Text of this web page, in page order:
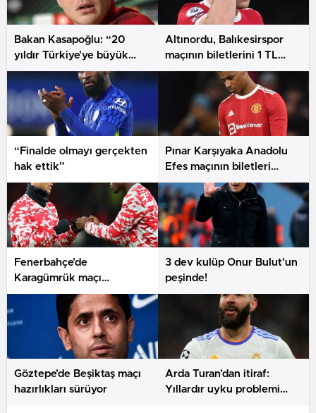
Bakan Kasapoğlu: “20
yıldır Türkiye’ye büyük
emekler verdik”
Altınordu, Balıkesirspor
maçının biletlerini 1 TL
olarak belirledi
“Finalde olmayı gerçekten
hak ettik”
Pınar Karşıyaka Anadolu
Efes maçının biletleri
satışta
Fenerbahçe’de
Karagümrük maçı
hazırlıkları sürüyor
3 dev kulüp Onur Bulut’un
peşinde!
Göztepe’de Beşiktaş maçı
hazırlıkları sürüyor
Arda Turan’dan itiraf:
Yıllardır uyku problemi